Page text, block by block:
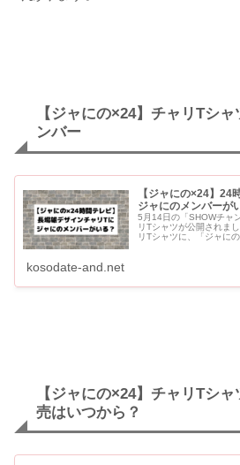
【ジャにの×24】チャリTシ
ンバー
【ジャにの×24】24
ジャにのメンバーが
5月14日の「SHOWチャ
リTシャツが公開されました。 長場雄さんデザ
リTシャツに、「ジャに
kosodate-and.net
【ジャにの×24】チャリTシ
売はいつから？